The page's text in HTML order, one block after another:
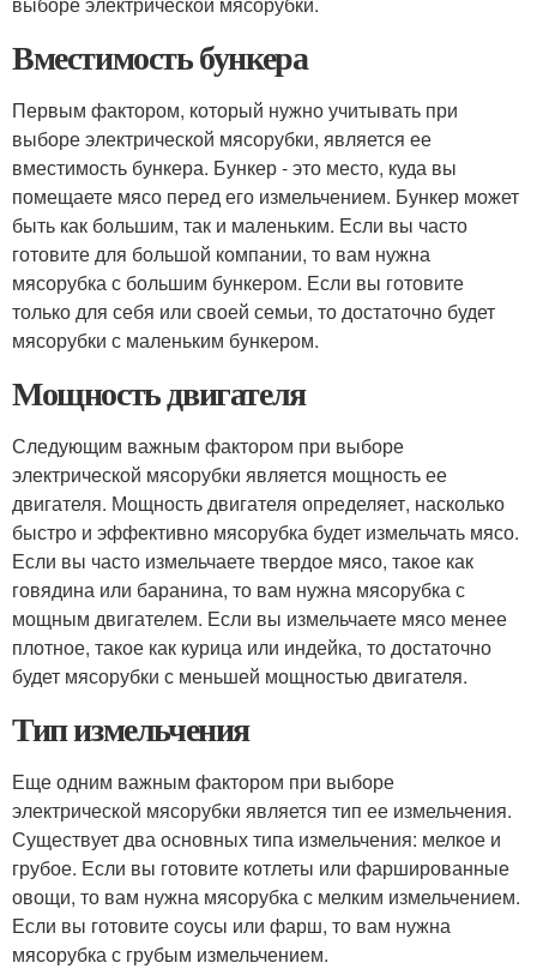
Вместимость бункера
Первым фактором, который нужно учитывать при
выборе электрической мясорубки, является ее
вместимость бункера. Бункер - это место, куда вы
помещаете мясо перед его измельчением. Бункер может
быть как большим, так и маленьким. Если вы часто
готовите для большой компании, то вам нужна
мясорубка с большим бункером. Если вы готовите
только для себя или своей семьи, то достаточно будет
мясорубки с маленьким бункером.
Мощность двигателя
Следующим важным фактором при выборе
электрической мясорубки является мощность ее
двигателя. Мощность двигателя определяет, насколько
быстро и эффективно мясорубка будет измельчать мясо.
Если вы часто измельчаете твердое мясо, такое как
говядина или баранина, то вам нужна мясорубка с
мощным двигателем. Если вы измельчаете мясо менее
плотное, такое как курица или индейка, то достаточно
будет мясорубки с меньшей мощностью двигателя.
Тип измельчения
Еще одним важным фактором при выборе
электрической мясорубки является тип ее измельчения.
Существует два основных типа измельчения: мелкое и
грубое. Если вы готовите котлеты или фаршированные
овощи, то вам нужна мясорубка с мелким измельчением.
Если вы готовите соусы или фарш, то вам нужна
мясорубка с грубым измельчением.